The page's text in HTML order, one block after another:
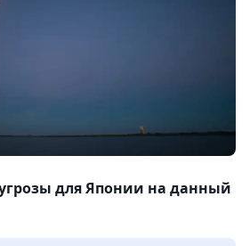
для Японии на данный